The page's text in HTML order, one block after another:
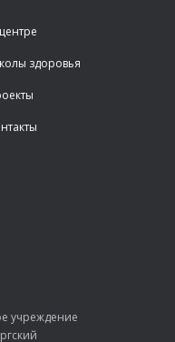
здоровья
учреждение